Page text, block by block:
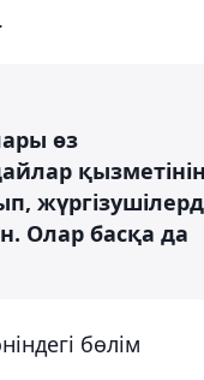
өз
Олар басқа да
бөлім